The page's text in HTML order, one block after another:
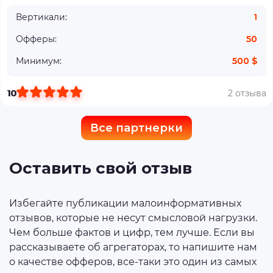
Вертикали:
1
Офферы:
50
Минимум:
500 $
10 2 отзыва
Все партнерки
Оставить свой отзыв
Избегайте публикации малоинформативных
отзывов, которые не несут смысловой нагрузки.
Чем больше фактов и цифр, тем лучше. Если вы
рассказываете об агрегаторах, то напишите нам
о качестве офферов, все-таки это один из самых